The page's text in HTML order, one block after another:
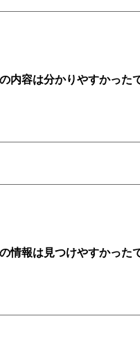
内容は分かりやすかった
情報は見つけやすかった